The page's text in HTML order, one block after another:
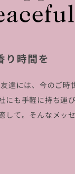
り時間を
達には、今のご
にも手軽に持ち運
して。そんなメッ